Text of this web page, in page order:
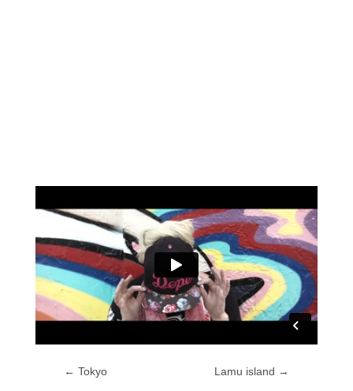
← Tokyo Lamu island →